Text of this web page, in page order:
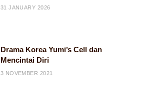
31 JANUARY 2026
Drama Korea Yumi’s Cell dan
Mencintai Diri
3 NOVEMBER 2021